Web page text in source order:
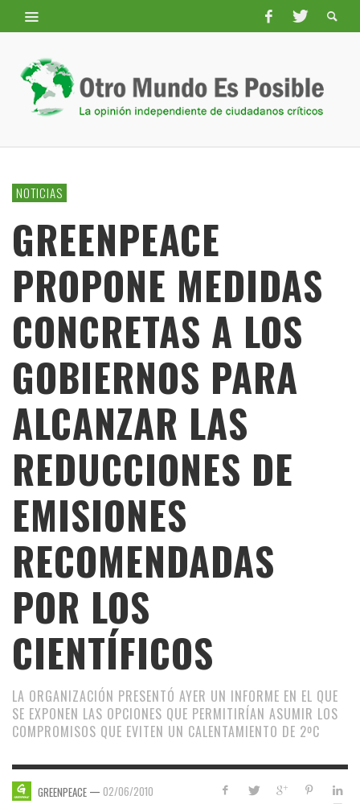
NOTICIAS
GREENPEACE
PROPONE MEDIDAS
CONCRETAS A LOS
GOBIERNOS PARA
ALCANZAR LAS
REDUCCIONES DE
EMISIONES
RECOMENDADAS
POR LOS
CIENTÍFICOS
LA ORGANIZACIÓN PRESENTÓ AYER UN INFORME EN EL QUE
SE EXPONEN LAS OPCIONES QUE PERMITIRÍAN ASUMIR LOS
COMPROMISOS QUE EVITEN UN CALENTAMIENTO DE 2ºC
GREENPEACE — 02/06/2010